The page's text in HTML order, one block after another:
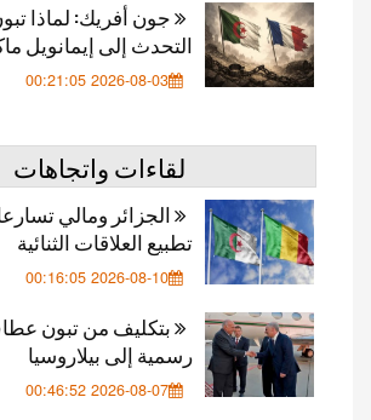
جون أفريك: لماذا
التحدث إلى إيمانويل
2026-08-03 00:21:05
لقاءات واتجاهات
الجزائر ومالي
تطبيع العلاقات الثنائية
2026-08-10 00:16:05
بتكليف من تبون
رسمية إلى بيلاروسيا
2026-08-07 00:46:52